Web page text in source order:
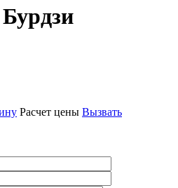
Расчет цены Вызвать